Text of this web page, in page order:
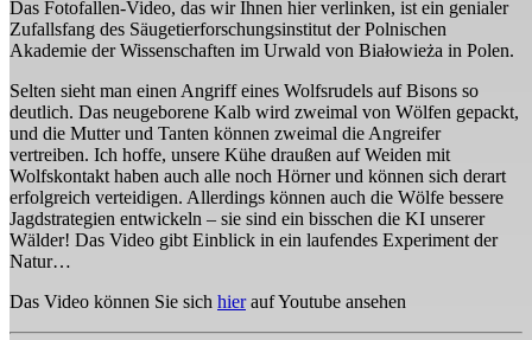
Das Fotofallen-Video, das wir Ihnen hier verlinken, ist ein genialer
Zufallsfang des Säugetierforschungsinstitut der Polnischen
Akademie der Wissenschaften im Urwald von Białowieża in Polen.
Selten sieht man einen Angriff eines Wolfsrudels auf Bisons so
deutlich. Das neugeborene Kalb wird zweimal von Wölfen gepackt,
und die Mutter und Tanten können zweimal die Angreifer
vertreiben. Ich hoffe, unsere Kühe draußen auf Weiden mit
Wolfskontakt haben auch alle noch Hörner und können sich derart
erfolgreich verteidigen. Allerdings können auch die Wölfe bessere
Jagdstrategien entwickeln – sie sind ein bisschen die KI unserer
Wälder! Das Video gibt Einblick in ein laufendes Experiment der
Natur…
Das Video können Sie sich hierauf Youtube ansehen